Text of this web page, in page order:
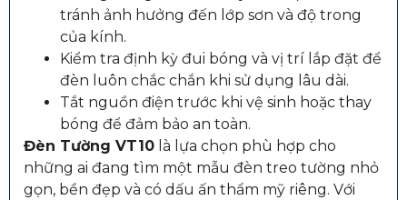
tránh ảnh hưởng đến lớp sơn và độ trong
của kính.
Kiểm tra định kỳ đui bóng và vị trí lắp đặt để
đèn luôn chắc chắn khi sử dụng lâu dài.
Tắt nguồn điện trước khi vệ sinh hoặc thay
bóng để đảm bảo an toàn.
Đèn Tường VT10 là lựa chọn phù hợp cho
những ai đang tìm một mẫu đèn treo tường nhỏ
gọn, bền đẹp và có dấu ấn thẩm mỹ riêng. Với